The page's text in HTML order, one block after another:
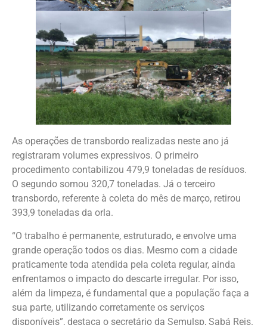
As operações de transbordo realizadas neste ano já
registraram volumes expressivos. O primeiro
procedimento contabilizou 479,9 toneladas de resíduos.
O segundo somou 320,7 toneladas. Já o terceiro
transbordo, referente à coleta do mês de março, retirou
393,9 toneladas da orla.
“O trabalho é permanente, estruturado, e envolve uma
grande operação todos os dias. Mesmo com a cidade
praticamente toda atendida pela coleta regular, ainda
enfrentamos o impacto do descarte irregular. Por isso,
além da limpeza, é fundamental que a população faça a
sua parte, utilizando corretamente os serviços
disponíveis”, destaca o secretário da Semulsp, Sabá Reis.